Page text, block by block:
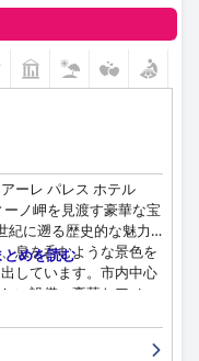
もかかわらず、多く
ータ・パレス＆スパが
り、ハイレベルな3つ星
考えています。ホテル
が、全体的なコンセン
改善が必要であること
リータ・パレス＆スパ
ダンな客室、優れたス
います。朝食とWi-Fiに
余地がありますが、ホ
を、豪華さの要素と混
ーレ パレス ホテル
ノ岬を見渡す豪華な宝
紀に遡る歴史的な魅力
息を呑むような景色を
しています。市内中心
い設備、豪華なアメニ
る全体的なゲスト体験
なっています。
めを読む